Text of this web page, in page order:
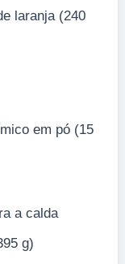
laranja (240
em pó (15
a calda
g)